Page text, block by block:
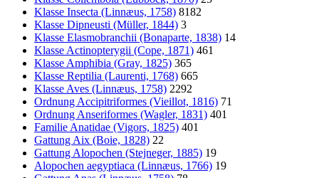
Klasse Insecta (Linnæus, 1758) 8182
Klasse Dipneusti (Müller, 1844) 3
Klasse Elasmobranchii (Bonaparte, 1838) 14
Klasse Actinopterygii (Cope, 1871) 461
Klasse Amphibia (Gray, 1825) 365
Klasse Reptilia (Laurenti, 1768) 665
Klasse Aves (Linnæus, 1758) 2292
Ordnung Accipitriformes (Vieillot, 1816) 71
Ordnung Anseriformes (Wagler, 1831) 401
Familie Anatidae (Vigors, 1825) 401
Gattung Aix (Boie, 1828) 22
Gattung Alopochen (Stejneger, 1885) 19
Alopochen aegyptiaca (Linnæus, 1766) 19